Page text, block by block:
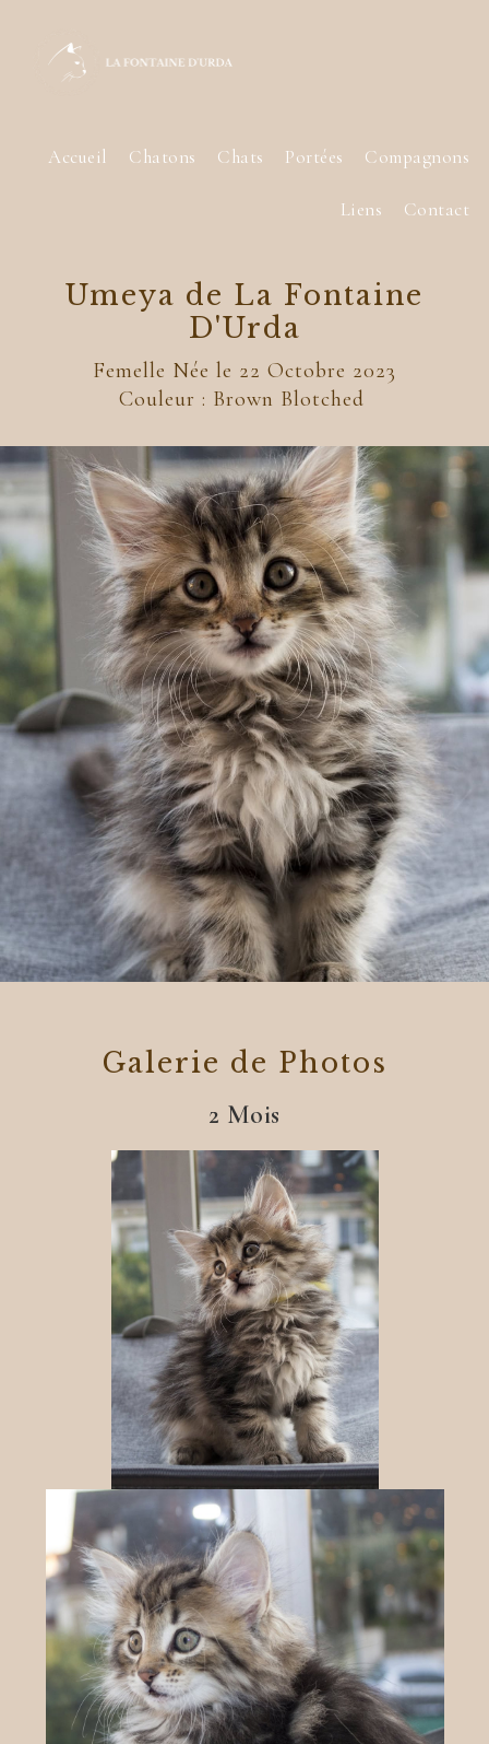
Accueil Chatons Chats Portées Compagnons
Liens Contact
Umeya de La Fontaine
D'Urda
Femelle Née le 22 Octobre 2023
Couleur : Brown Blotched
Galerie de Photos
2 Mois